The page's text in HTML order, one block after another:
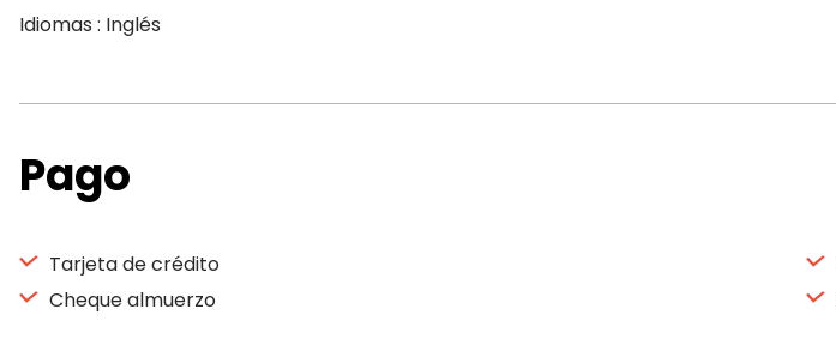
Idiomas : Inglés
Pago
Tarjeta de crédito
Cheque almuerzo